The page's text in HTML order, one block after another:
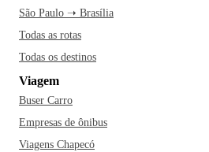
São Paulo ➝ Brasília
Todas as rotas
Todas os destinos
Viagem
Buser Carro
Empresas de ônibus
Viagens Chapecó